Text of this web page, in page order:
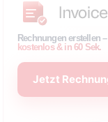
Die besten
Vergleich:
Wählen Sie Ihren
BESTE